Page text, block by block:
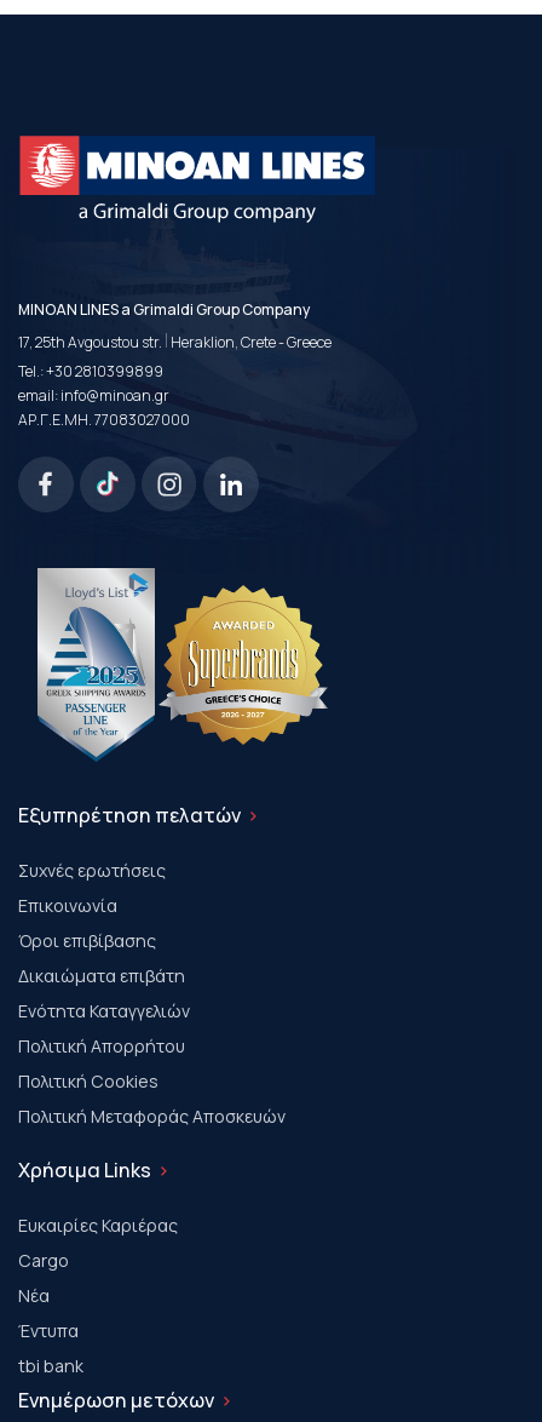
MINOAN LINES a Grimaldi Group Company
17, 25th Avgoustou str. | Heraklion, Crete - Greece
Tel.:+30 2810399899
email:info@minoan.gr
ΑΡ.Γ.Ε.ΜΗ. 77083027000
Εξυπηρέτηση πελατών
Συχνές ερωτήσεις
Επικοινωνία
Όροι επιβίβασης
Δικαιώματα επιβάτη
Ενότητα Καταγγελιών
Πολιτική Απορρήτου
Πολιτική Cookies
Πολιτική Μεταφοράς Αποσκευών
Χρήσιμα Links
Ευκαιρίες Καριέρας
Cargo
Νέα
Έντυπα
tbi bank
Ενημέρωση μετόχων